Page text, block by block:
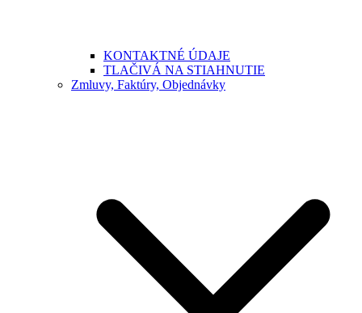
KONTAKTNÉ ÚDAJE
TLAČIVÁ NA STIAHNUTIE
Zmluvy, Faktúry, Objednávky